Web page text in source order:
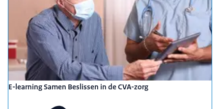
E-learning Samen Beslissen in de CVA-zorg